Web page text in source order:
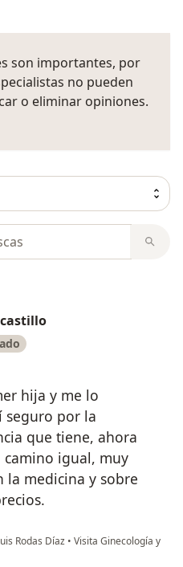
son importantes, por
no pueden
o eliminar opiniones.
hija y me lo
seguro por la
que tiene, ahora
igual, muy
la medicina y sobre
Rodas Díaz • Visita Ginecología y